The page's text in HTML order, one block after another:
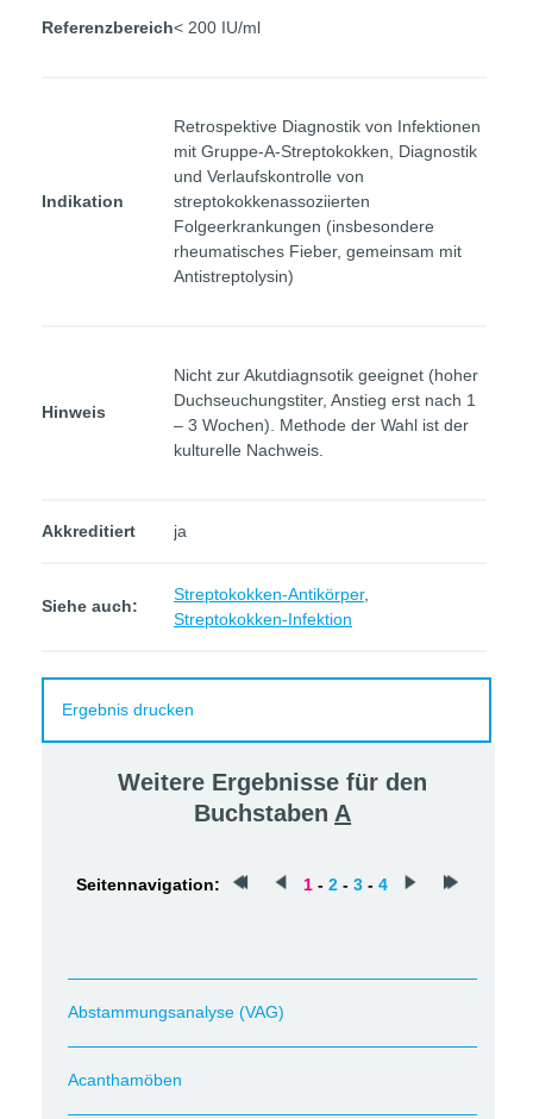
Referenzbereich< 200 IU/ml
Indikation
Retrospektive Diagnostik von Infektionen
mit Gruppe-A-Streptokokken, Diagnostik
und Verlaufskontrolle von
streptokokkenassoziierten
Folgeerkrankungen (insbesondere
rheumatisches Fieber, gemeinsam mit
Antistreptolysin)
Hinweis
Nicht zur Akutdiagnsotik geeignet (hoher
Duchseuchungstiter, Anstieg erst nach 1
– 3 Wochen). Methode der Wahl ist der
kulturelle Nachweis.
Akkreditiert ja
Siehe auch:
Streptokokken-Antikörper,
Streptokokken-Infektion
Ergebnis drucken
Weitere Ergebnisse für den
Buchstaben A
Seitennavigation: 1 - 2 - 3 - 4
Abstammungsanalyse (VAG)
Acanthamöben